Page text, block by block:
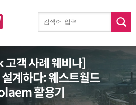
객 사례 웨비나]
계하다: 웨스트월드
활용기